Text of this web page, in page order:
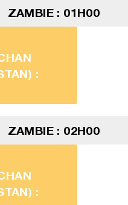
ZAMBIE : 01H00
:
ZAMBIE : 02H00
: